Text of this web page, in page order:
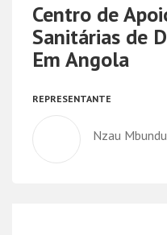
Centro de
Sanitárias de
Em Angola
REPRESENTANTE
Nzau Mbundu